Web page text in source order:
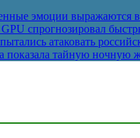
эмоции выражаются в
GPU спрогнозировал
атаковать
показала тайную